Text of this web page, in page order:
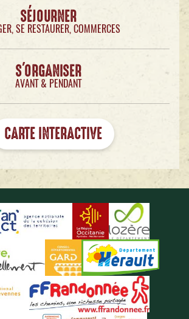
SÉJOURNER
SE RESTAURER, COMMERCES
S'ORGANISER
AVANT & PENDANT
CARTE INTERACTIVE